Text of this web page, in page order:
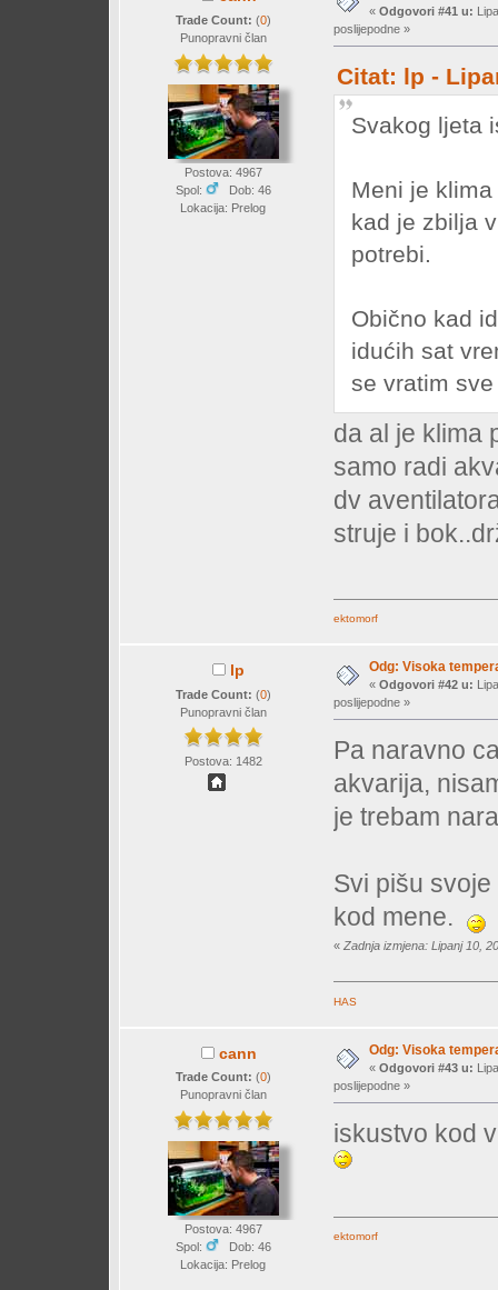
Trade Count: (0)
Punopravni član
Postova: 4967
Spol:
Dob: 46
Lokacija: Prelog
« Odgovori #41 u:
poslijepodne »
Citat: lp -
Svakog ljeta
Meni je
kad je zbilja
potrebi.
Obično kad
idućih sat
se vratim
da al je klima
samo radi
dv
struje i
ektomorf
lp
Trade Count: (0)
Punopravni član
Postova: 1482
Odg: Visoka
« Odgovori #42 u:
poslijepodne »
Pa naravno
akvarija,
je trebam
Svi pišu
kod mene.
« Zadnja izmjena: Lipanj 10,
HAS
cann
Trade Count: (0)
Punopravni član
Postova: 4967
Spol:
Dob: 46
Lokacija: Prelog
Odg: Visoka
« Odgovori #43 u:
poslijepodne »
iskustvo kod
ektomorf